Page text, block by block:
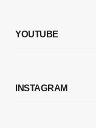
YOUTUBE
INSTAGRAM